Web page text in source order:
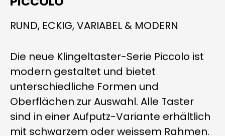
RUND, ECKIG, VARIABEL & MODERN
Die neue Klingeltaster-Serie Piccolo ist
modern gestaltet und bietet
unterschiedliche Formen und
Oberflächen zur Auswahl. Alle Taster
sind in einer Aufputz-Variante erhältlich
mit schwarzem oder weissem Rahmen.